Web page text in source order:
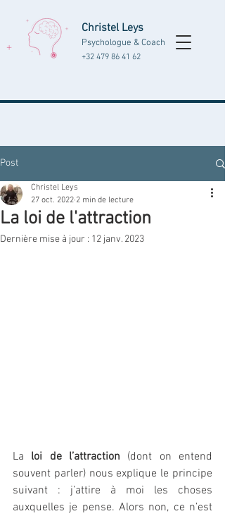
Christel Leys
Psychologue & Coach
+32 479 86 41 62
Post
La loi de l'attraction
Christel Leys
27 oct. 2022 2 min de lecture
Dernière mise à jour : 12 janv. 2023
La loi de l’attraction (dont on entend
souvent parler) nous explique le principe
suivant : j’attire à moi les choses
auxquelles je pense. Alors non, ce n’est